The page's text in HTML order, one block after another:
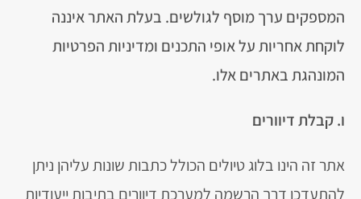
המספקים ערך מוסף לגולשים. בעלת האתר איננה
לוקחת אחריות על אופי התכנים ומדיניות הפרטיות
המונהגת באתרים אלו.
ו. קבלת דיוורים
אתר זה הינו בלוג טיולים הכולל כתבות שונות עליהן ניתן
להתעדכן דרך הרשמה למערכת דיוורים בתיבות ייעודיות